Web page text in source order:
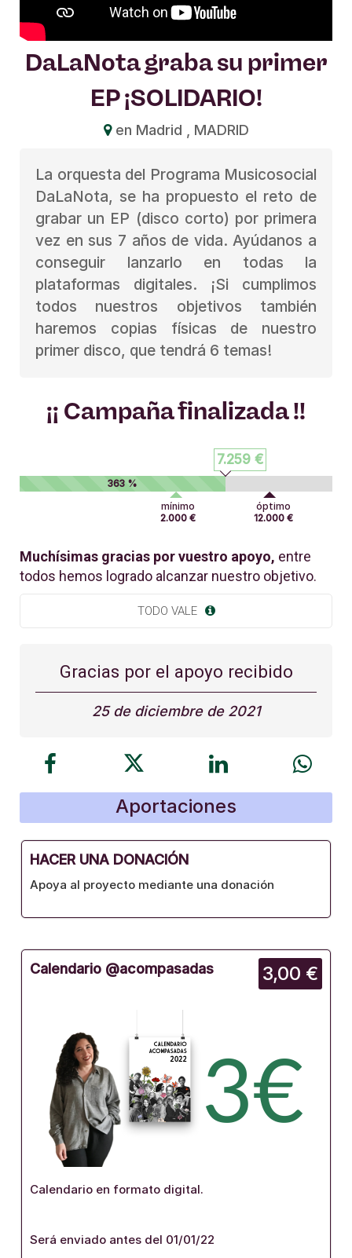
DaLaNota graba su primer
EP ¡SOLIDARIO!
en Madrid , MADRID
La orquesta del Programa Musicosocial
DaLaNota, se ha propuesto el reto de
grabar un EP (disco corto) por primera
vez en sus 7 años de vida. Ayúdanos a
conseguir lanzarlo en todas la
plataformas digitales. ¡Si cumplimos
todos nuestros objetivos también
haremos copias físicas de nuestro
primer disco, que tendrá 6 temas!
¡¡ Campaña finalizada !!
7.259 €
363 %
mínimo
2.000 €
óptimo
12.000 €
Muchísimas gracias por vuestro apoyo, entre
todos hemos logrado alcanzar nuestro objetivo.
TODO VALE
Gracias por el apoyo recibido
25 de diciembre de 2021
Aportaciones
HACER UNA DONACIÓN
Apoya al proyecto mediante una donación
3,00 €
Calendario @acompasadas
Calendario en formato digital.
Será enviado antes del 01/01/22